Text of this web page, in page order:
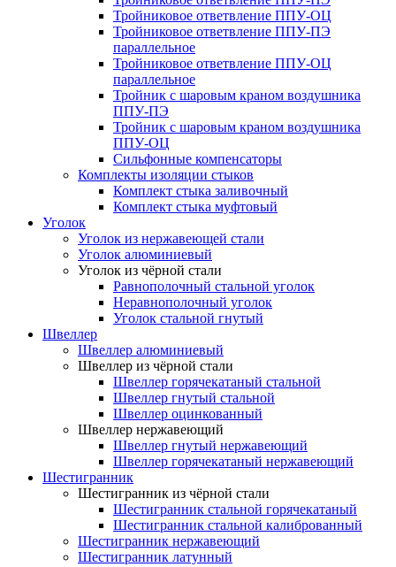
Тройниковое ответвление ППУ-ОЦ
Тройниковое ответвление ППУ-ПЭ
параллельное
Тройниковое ответвление ППУ-ОЦ
параллельное
Тройник с шаровым краном воздушника
ППУ-ПЭ
Тройник с шаровым краном воздушника
ППУ-ОЦ
Сильфонные компенсаторы
Комплекты изоляции стыков
Комплект стыка заливочный
Комплект стыка муфтовый
Уголок
Уголок из нержавеющей стали
Уголок алюминиевый
Уголок из чёрной стали
Равнополочный стальной уголок
Неравнополочный уголок
Уголок стальной гнутый
Швеллер
Швеллер алюминиевый
Швеллер из чёрной стали
Швеллер горячекатаный стальной
Швеллер гнутый стальной
Швеллер оцинкованный
Швеллер нержавеющий
Швеллер гнутый нержавеющий
Швеллер горячекатаный нержавеющий
Шестигранник
Шестигранник из чёрной стали
Шестигранник стальной горячекатаный
Шестигранник стальной калиброванный
Шестигранник нержавеющий
Шестигранник латунный